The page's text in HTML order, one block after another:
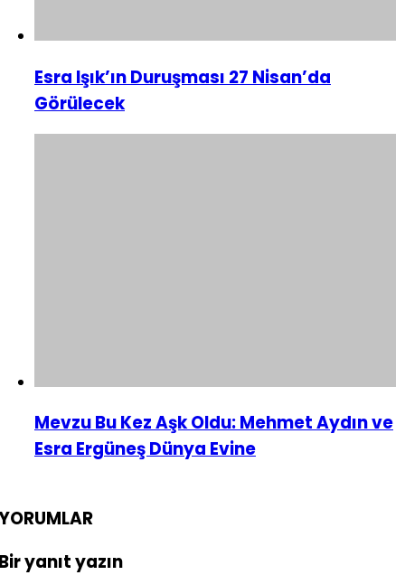
Esra Işık’ın Duruşması 27 Nisan’da
Görülecek
Mevzu Bu Kez Aşk Oldu: Mehmet Aydın ve
Esra Ergüneş Dünya Evine
yanıt yazın